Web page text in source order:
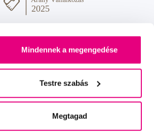
Mindennek a megengedése
Testre szabás
Megtagad